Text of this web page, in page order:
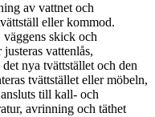
av vattnet och
eller kommod.
skick och
vattenlås,
nya tvättstället och den
tvättstället eller möbeln,
till kall- och
avrinning och täthet